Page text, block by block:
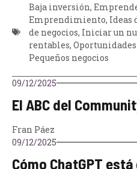
09/12/2025
El ABC del
Fran Páez
09/12/2025
Cómo ChatGPT
Baja inversión,
Emprendimiento, Ideas
de negocios, Iniciar un
rentables,
Pequeños negocios